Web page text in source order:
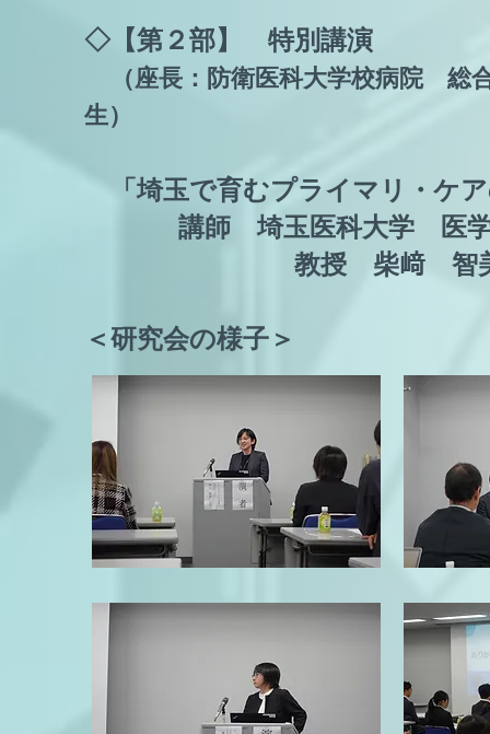
◇【第２部】 特別講演
（座長：防衛医科大学校病院
生）
「埼玉で育むプライマリ・ケ
講師 埼玉医科大学 医学
教授 柴﨑 智美 先生
​＜研究会の様子＞